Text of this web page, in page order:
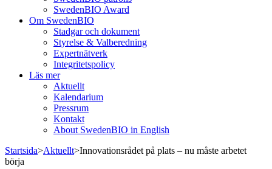
SwedenBIO Award
Om SwedenBIO
Stadgar och dokument
Styrelse & Valberedning
Expertnätverk
Integritetspolicy
Läs mer
Aktuellt
Kalendarium
Pressrum
Kontakt
About SwedenBIO in English
Startsida>Aktuellt>Innovationsrådet på plats – nu måste arbetet
börja